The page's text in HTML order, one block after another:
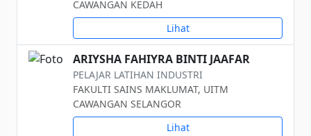
CAWANGAN KEDAH
Lihat
ARIYSHA FAHIYRA BINTI JAAFAR
PELAJAR LATIHAN INDUSTRI
FAKULTI SAINS MAKLUMAT, UITM
CAWANGAN SELANGOR
Lihat